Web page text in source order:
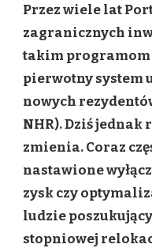
Przez wiele lat
zagranicznych
takim programom
pierwotny system
nowych
NHR). Dziś
zmienia. Coraz
nastawione
zysk czy
ludzie
stopniowej